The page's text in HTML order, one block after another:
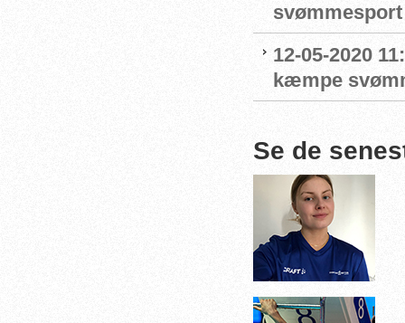
svømmesport
12-05-2020
kæmpe
Se de